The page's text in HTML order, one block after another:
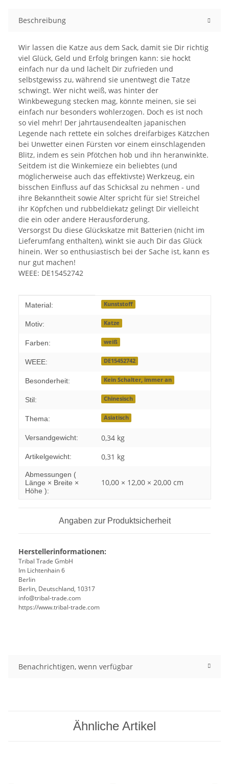
Beschreibung
Wir lassen die Katze aus dem Sack, damit sie Dir richtig
viel Glück, Geld und Erfolg bringen kann: sie hockt
einfach nur da und lächelt Dir zufrieden und
selbstgewiss zu, während sie unentwegt die Tatze
schwingt. Wer nicht weiß, was hinter der
Winkbewegung stecken mag, könnte meinen, sie sei
einfach nur besonders wohlerzogen. Doch es ist noch
so viel mehr! Der jahrtausendealten japanischen
Legende nach rettete ein solches dreifarbiges Kätzchen
bei Unwetter einen Fürsten vor einem einschlagenden
Blitz, indem es sein Pfötchen hob und ihn heranwinkte.
Seitdem ist die Winkemieze ein beliebtes (und
möglicherweise auch das effektivste) Werkzeug, ein
bisschen Einfluss auf das Schicksal zu nehmen - und
ihre Bekanntheit sowie Alter spricht für sie! Streichel
ihr Köpfchen und rubbeldiekatz gelingt Dir vielleicht
die ein oder andere Herausforderung.
Versorgst Du diese Glückskatze mit Batterien (nicht im
Lieferumfang enthalten), winkt sie auch Dir das Glück
hinein. Wer so enthusiastisch bei der Sache ist, kann es
nur gut machen!
WEEE: DE15452742
Produkteigenschaft
Wert
Material: Kunststoff
Motiv: Katze
Farben: weiß
WEEE: DE15452742
Besonderheit: Kein Schalter, immer an
Stil: Chinesisch
Thema: Asiatisch
Versandgewicht: 0,34 kg
Artikelgewicht: 0,31 kg
Abmessungen (
Länge × Breite ×
Höhe ):
10,00 × 12,00 × 20,00 cm
Angaben zur Produktsicherheit
Herstellerinformationen:
Tribal Trade GmbH
Im Lichtenhain 6
Berlin
Berlin, Deutschland, 10317
info@tribal-trade.com
https://www.tribal-trade.com
Benachrichtigen, wenn verfügbar
Ähnliche Artikel